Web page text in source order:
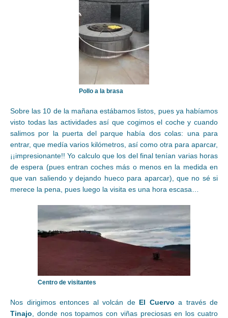
Pollo a la brasa
Sobre las 10 de la mañana estábamos listos, pues ya habíamos
visto todas las actividades así que cogimos el coche y cuando
salimos por la puerta del parque había dos colas: una para
entrar, que medía varios kilómetros, así como otra para aparcar,
¡¡impresionante!! Yo calculo que los del final tenían varias horas
de espera (pues entran coches más o menos en la medida en
que van saliendo y dejando hueco para aparcar), que no sé si
merece la pena, pues luego la visita es una hora escasa…
Centro de visitantes
Nos dirigimos entonces al volcán de El Cuervo a través de
Tinajo , donde nos topamos con viñas preciosas en los cuatro